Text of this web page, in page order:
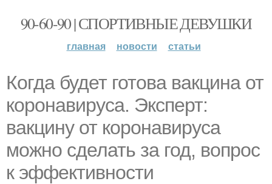
90-60-90 | СПОРТИВНЫЕ ДЕВУШКИ
главная новости статьи
Когда будет готова вакцина от
коронавируса. Эксперт:
вакцину от коронавируса
можно сделать за год, вопрос
к эффективности